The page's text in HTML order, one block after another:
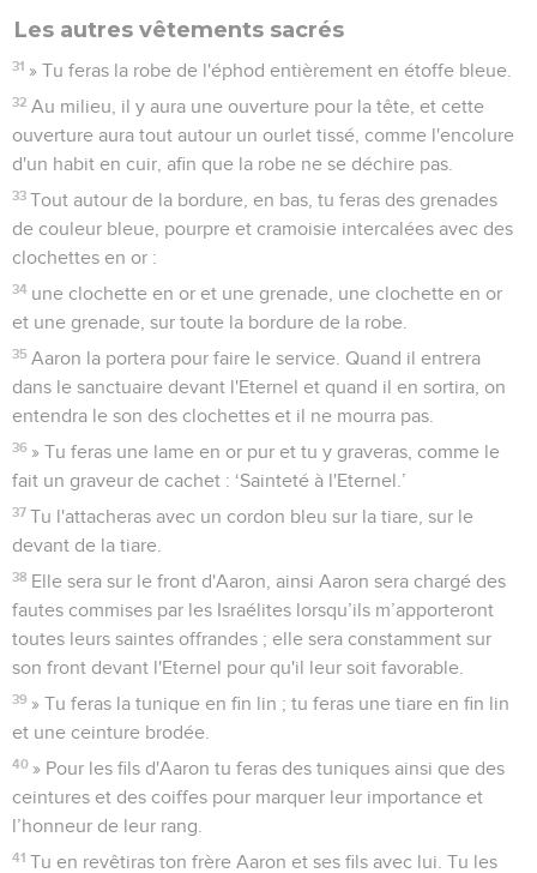
Les autres vêtements sacrés
31 » Tu feras la robe de l'éphod entièrement en étoffe bleue.
32 Au milieu, il y aura une ouverture pour la tête, et cette
ouverture aura tout autour un ourlet tissé, comme l'encolure
d'un habit en cuir, afin que la robe ne se déchire pas.
33 Tout autour de la bordure, en bas, tu feras des grenades
de couleur bleue, pourpre et cramoisie intercalées avec des
clochettes en or :
34 une clochette en or et une grenade, une clochette en or
et une grenade, sur toute la bordure de la robe.
35 Aaron la portera pour faire le service. Quand il entrera
dans le sanctuaire devant l'Eternel et quand il en sortira, on
entendra le son des clochettes et il ne mourra pas.
36 » Tu feras une lame en or pur et tu y graveras, comme le
fait un graveur de cachet : ‘Sainteté à l'Eternel.’
37 Tu l'attacheras avec un cordon bleu sur la tiare, sur le
devant de la tiare.
38 Elle sera sur le front d'Aaron, ainsi Aaron sera chargé des
fautes commises par les Israélites lorsqu’ils m’apporteront
toutes leurs saintes offrandes ; elle sera constamment sur
son front devant l'Eternel pour qu'il leur soit favorable.
39 » Tu feras la tunique en fin lin ; tu feras une tiare en fin lin
et une ceinture brodée.
40 » Pour les fils d'Aaron tu feras des tuniques ainsi que des
ceintures et des coiffes pour marquer leur importance et
l’honneur de leur rang.
41 Tu en revêtiras ton frère Aaron et ses fils avec lui. Tu les